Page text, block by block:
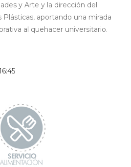
y Arte y la dirección del
aportando una mirada
al quehacer universitario.